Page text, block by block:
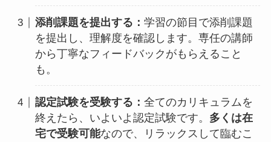
添削課題を提出する：学習の節目で添削課題
を提出し、理解度を確認します。専任の講師
から丁寧なフィードバックがもらえること
も。
認定試験を受験する：全てのカリキュラムを
終えたら、いよいよ認定試験です。 多くは在
宅で受験可能なので、リラックスして臨むこ